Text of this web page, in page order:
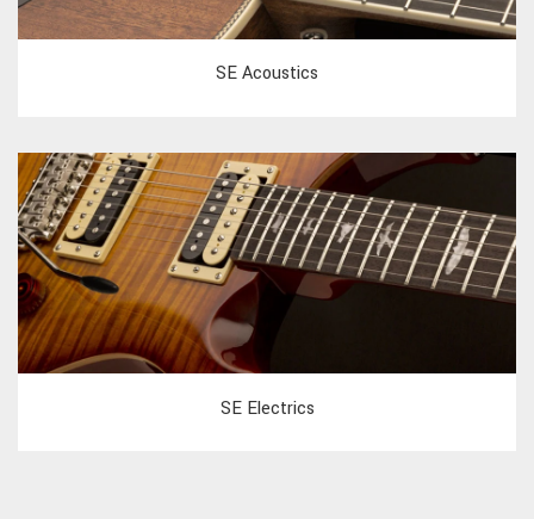
SE Acoustics
SE Electrics